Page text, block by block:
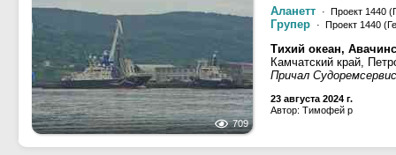
709
Аланетт · Проект 1440
Групер · Проект 1440
Тихий океан,
Камчатский край,
Причал Судоремсервис
23 августа 2024 г.
Автор: Тимофей р